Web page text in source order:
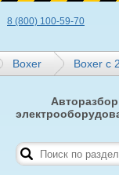
8 (800) 100-59-70
Boxer Boxer с